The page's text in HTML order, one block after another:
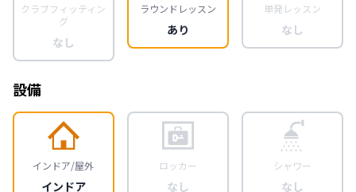
クラブフィッティン
グ
なし
ラウンドレッスン
あり
単発レッスン
なし
設備
インドア/屋外
インドア
ロッカー
なし
シャワー
なし